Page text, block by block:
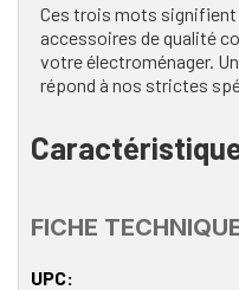
Ces trois mots signifient
accessoires de qualité
votre électroménager.
répond à nos strictes
FICHE
UPC